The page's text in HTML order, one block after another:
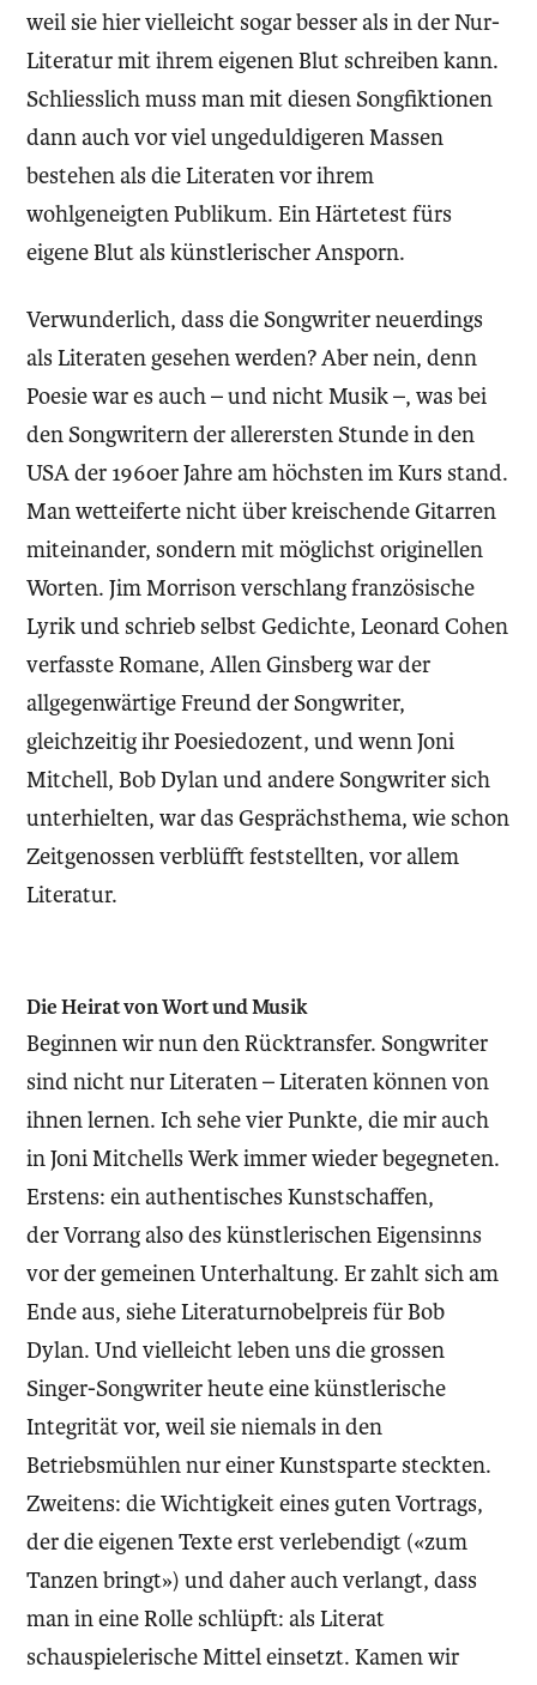
weil sie hier vielleicht sogar besser als in der Nur-
Literatur mit ihrem eigenen Blut schreiben kann.
Schliesslich muss man mit diesen Songfiktionen
dann auch vor viel ungeduldigeren Massen
bestehen als die Literaten vor ihrem
wohlgeneigten Publikum. Ein Härtetest fürs
eigene Blut als künstlerischer Ansporn.
Verwunderlich, dass die Songwriter neuerdings
als Literaten gesehen werden? Aber nein, denn
Poesie war es auch – und nicht Musik –, was bei
den Songwritern der allerersten Stunde in den
USA der 1960er Jahre am höchsten im Kurs stand.
Man wetteiferte nicht über kreischende Gitarren
miteinander, sondern mit möglichst originellen
Worten. Jim Morrison verschlang französische
Lyrik und schrieb selbst Gedichte, Leonard Cohen
verfasste Romane, Allen Ginsberg war der
allgegenwärtige Freund der Songwriter,
gleichzeitig ihr Poesiedozent, und wenn Joni
Mitchell, Bob Dylan und andere Songwriter sich
unterhielten, war das Gesprächsthema, wie schon
Zeitgenossen verblüfft feststellten, vor allem
Literatur.
Die Heirat von Wort und Musik
Beginnen wir nun den Rücktransfer. Songwriter
sind nicht nur Literaten – Literaten können von
ihnen lernen. Ich sehe vier Punkte, die mir auch
in Joni Mitchells Werk immer wieder begegneten.
Erstens: ein authentisches Kunstschaffen,
der Vorrang also des künstlerischen Eigensinns
vor der gemeinen Unterhaltung. Er zahlt sich am
Ende aus, siehe Literaturnobelpreis für Bob
Dylan. Und vielleicht leben uns die grossen
Singer-Songwriter heute eine künstlerische
Integrität vor, weil sie niemals in den
Betriebsmühlen nur einer Kunstsparte steckten.
Zweitens: die Wichtigkeit eines guten Vortrags,
der die eigenen Texte erst verlebendigt («zum
Tanzen bringt») und daher auch verlangt, dass
man in eine Rolle schlüpft: als Literat
schauspielerische Mittel einsetzt. Kamen wir